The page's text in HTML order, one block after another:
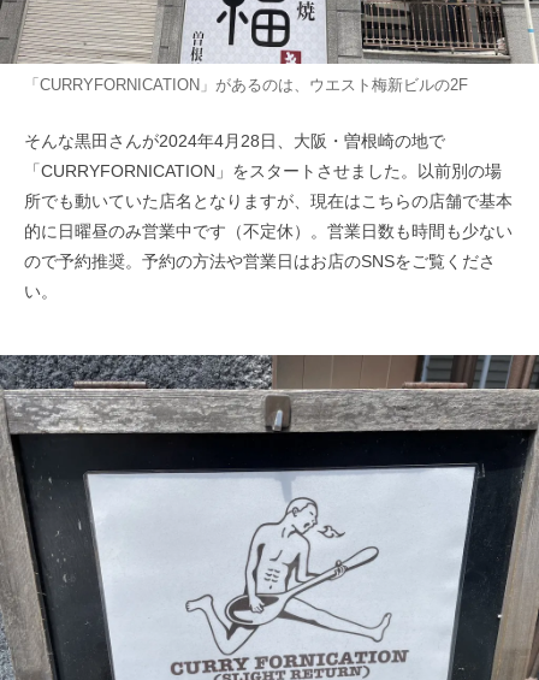
「CURRYFORNICATION」があるのは、ウエスト梅新ビルの2F
そんな黒田さんが2024年4月28日、大阪・曽根崎の地で
「CURRYFORNICATION」をスタートさせました。以前別の場
所でも動いていた店名となりますが、現在はこちらの店舗で基本
的に日曜昼のみ営業中です（不定休）。営業日数も時間も少ない
ので予約推奨。予約の方法や営業日はお店のSNSをご覧くださ
い。